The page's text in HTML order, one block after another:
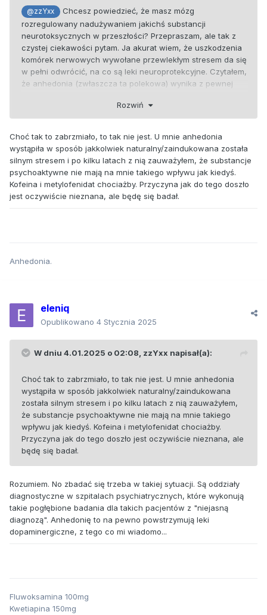
@zzYxx
Chcesz powiedzieć, że masz mózg
rozregulowany nadużywaniem jakichś substancji
neurotoksycznych w przeszłości? Przepraszam, ale tak z
czystej ciekawości pytam. Ja akurat wiem, że uszkodzenia
komórek nerwowych wywołane przewlekłym stresem da się
w pełni odwrócić, na co są leki neuroprotekcyjne. Czytałem,
że anhedonia (zwłaszcza ta polekowa) wynika z pewnej
zwiększające uwalnianie dopaminy mogą odwracać tą
niedoczynność. Tak się dzieje u mnie dzięki dobrze
Rozwiń
Choć tak to zabrzmiało, to tak nie jest. U mnie anhedonia
wystąpiła w sposób jakkolwiek naturalny/zaindukowana została
silnym stresem i po kilku latach z nią zauważyłem, że substancje
psychoaktywne nie mają na mnie takiego wpływu jak kiedyś.
Kofeina i metylofenidat chociażby. Przyczyna jak do tego doszło
jest oczywiście nieznana, ale będę się badał.
Anhedonia.
eleniq
Opublikowano 4 Stycznia 2025
W dniu 4.01.2025 o 02:08, zzYxx napisał(a):
Choć tak to zabrzmiało, to tak nie jest. U mnie anhedonia
wystąpiła w sposób jakkolwiek naturalny/zaindukowana
została silnym stresem i po kilku latach z nią zauważyłem,
że substancje psychoaktywne nie mają na mnie takiego
wpływu jak kiedyś. Kofeina i metylofenidat chociażby.
Przyczyna jak do tego doszło jest oczywiście nieznana, ale
będę się badał.
Rozumiem. No zbadać się trzeba w takiej sytuacji. Są oddziały
diagnostyczne w szpitalach psychiatrycznych, które wykonują
takie pogłębione badania dla takich pacjentów z "niejasną
diagnozą". Anhedonię to na pewno powstrzymują leki
dopaminergiczne, z tego co mi wiadomo...
Fluwoksamina 100mg
Kwetiapina 150mg